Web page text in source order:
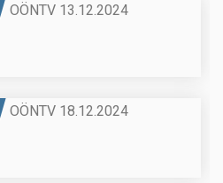
OÖNTV 13.12.2024
OÖNTV 18.12.2024